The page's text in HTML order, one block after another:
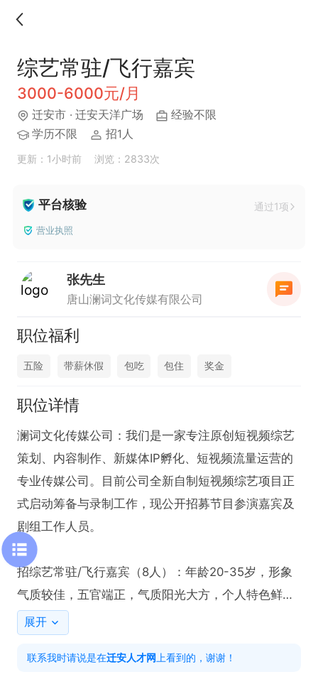
综艺常驻/飞行嘉宾
3000-6000元/月
迁安市 · 迁安天洋广场
经验不限
学历不限
招1人
更新：1小时前 浏览：2833次
平台核验 通过1项
营业执照
张先生
唐山澜词文化传媒有限公司
职位福利
五险 带薪休假 包吃 包住 奖金
职位详情
澜词文化传媒公司：我们是一家专注原创短视频综艺
策划、内容制作、新媒体IP孵化、短视频流量运营的
专业传媒公司。目前公司全新自制短视频综艺项目正
式启动筹备与录制工作，现公开招募节目参演嘉宾及
剧组工作人员。
招综艺常驻/飞行嘉宾（8人）：年龄20-35岁，形象
气质较佳，五官端正，气质阳光大方，个人特色鲜明
优先。
反应灵活，能够轻松应对综艺游戏、即兴互动环节。
展开
联系我时请说是在迁安人才网 上看到的，谢谢！